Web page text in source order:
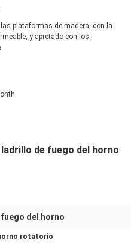
plataformas de madera, con la
y apretado con los
de fuego del horno
del horno
rotatorio